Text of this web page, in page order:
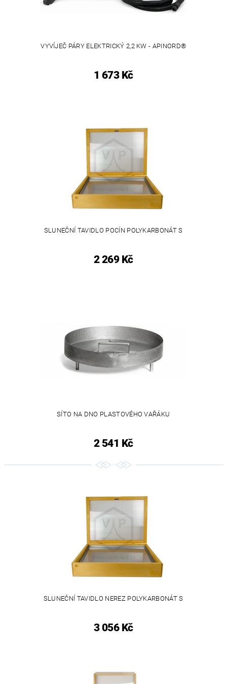
VYVÍJEČ PÁRY ELEKTRICKÝ 2,2 KW - APINORD®
1 673 Kč
SLUNEČNÍ TAVIDLO POCÍN POLYKARBONÁT S
2 269 Kč
SÍTO NA DNO PLASTOVÉHO VAŘÁKU
2 541 Kč
SLUNEČNÍ TAVIDLO NEREZ POLYKARBONÁT S
3 056 Kč